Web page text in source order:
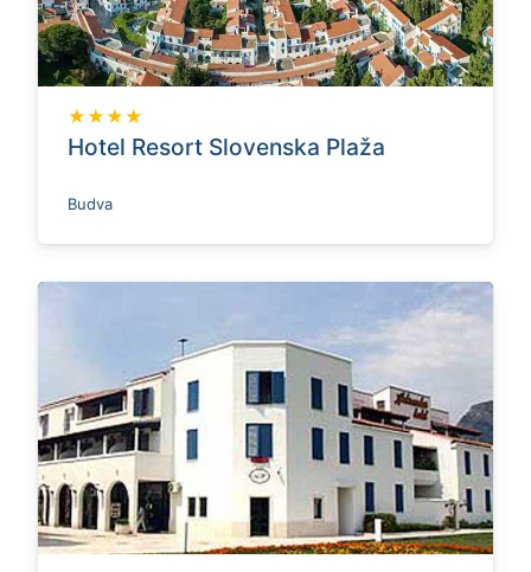
★★★★
Hotel Resort Slovenska Plaža
Budva